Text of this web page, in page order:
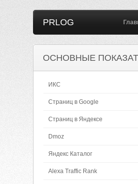
PRLOG
ОСНОВНЫЕ
ИКС
Страниц в Google
Страниц в Яндексе
Dmoz
Яндекс Каталог
Alexa Traffic Rank